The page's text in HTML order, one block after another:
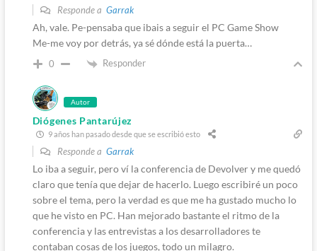
Responde a Garrak
Ah, vale. Pe-pensaba que ibais a seguir el PC Game Show
Me-me voy por detrás, ya sé dónde está la puerta…
0 Responder
Autor
Diógenes Pantarújez
9 años han pasado desde que se escribió esto
Responde a Garrak
Lo iba a seguir, pero ví la conferencia de Devolver y me quedó
claro que tenía que dejar de hacerlo. Luego escribiré un poco
sobre el tema, pero la verdad es que me ha gustado mucho lo
que he visto en PC. Han mejorado bastante el ritmo de la
conferencia y las entrevistas a los desarrolladores te
contaban cosas de los juegos, todo un milagro.